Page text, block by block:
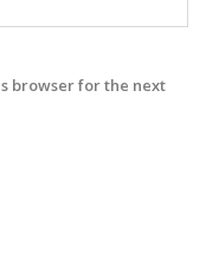
browser for the next